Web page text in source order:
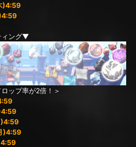
)4:59
ィング▼
ップ率が2倍！＞
)4:59